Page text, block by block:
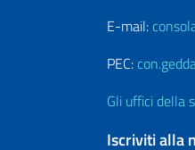
E-mail:
PEC:
Gli uffici della
Iscriviti alla